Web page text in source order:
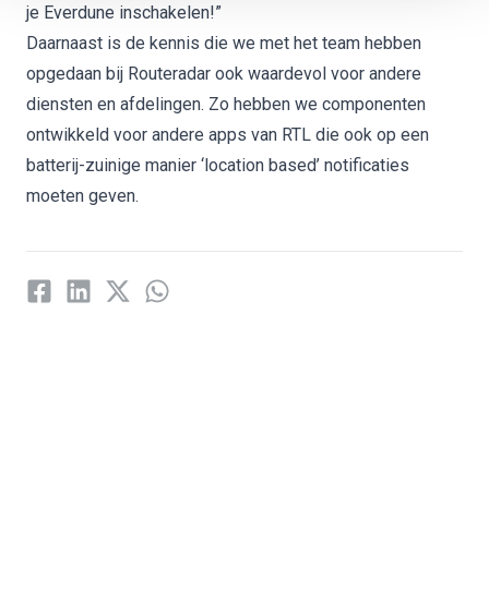
je Everdune inschakelen!”
Daarnaast is de kennis die we met het team hebben
opgedaan bij Routeradar ook waardevol voor andere
diensten en afdelingen. Zo hebben we componenten
ontwikkeld voor andere apps van RTL die ook op een
batterij-zuinige manier ‘location based’ notificaties
moeten geven.